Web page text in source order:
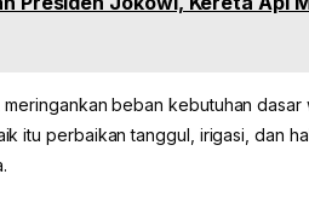
meringankan beban kebutuhan
itu perbaikan tanggul, irigasi, dan